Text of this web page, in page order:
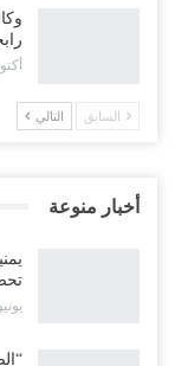
أكتوبر
السابق التالي
أخبار منوعة
يونيو 16,